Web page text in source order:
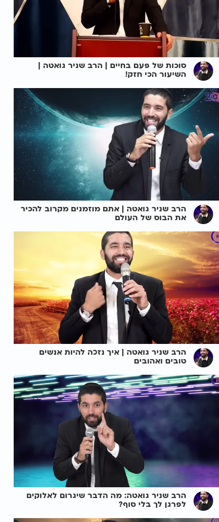
סוכות של פעם בחיים | הרב שניר גואטה |
השיעור הכי חזק!
הרב שניר גואטה | אתם מוזמנים מקרוב להכיר
את הבוס של העולם
הרב שניר גואטה | איך נזכה להיות אנשים
טובים ואהובים
הרב שניר גואטה: מה הדבר שיגרום לאלוקים
לפרגן לך בלי סוף?